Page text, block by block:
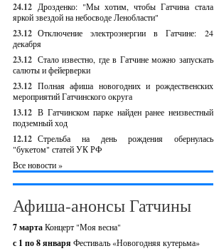
24.12 Дрозденко: "Мы хотим, чтобы Гатчина стала
яркой звездой на небосводе Ленобласти"
23.12 Отключение электроэнергии в Гатчине: 24
декабря
23.12 Стало известно, где в Гатчине можно запускать
салюты и фейерверки
23.12 Полная афиша новогодних и рождественских
мероприятий Гатчинского округа
13.12 В Гатчинском парке найден ранее неизвестный
подземный ход
12.12 Стрельба на день рождения обернулась
"букетом" статей УК РФ
Все новости »
Афиша-анонсы Гатчины
7 мартаКонцерт "Моя весна"
с 1 по 8 января Фестиваль «Новогодняя кутерьма»